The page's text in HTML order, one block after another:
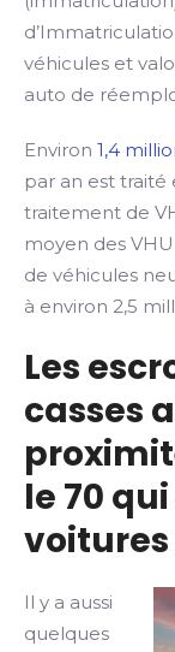
véhicules et
auto de
Environ 1,4
par an est traité
traitement de
moyen des
de véhicules
à environ 2,5
Les
casses
le 70
Il y a aussi
quelques